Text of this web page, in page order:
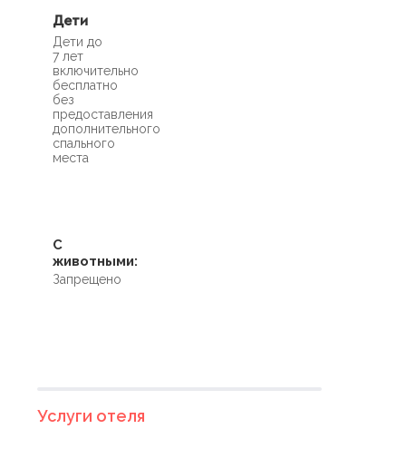
Дети
Дети до
7 лет
включительно
бесплатно
без
предоставления
дополнительного
спального
места
С
животными:
Запрещено
Услуги отеля